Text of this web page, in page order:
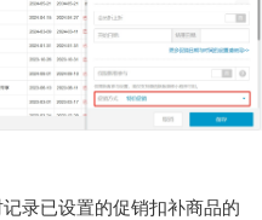
录已设置的促销扣补商品的